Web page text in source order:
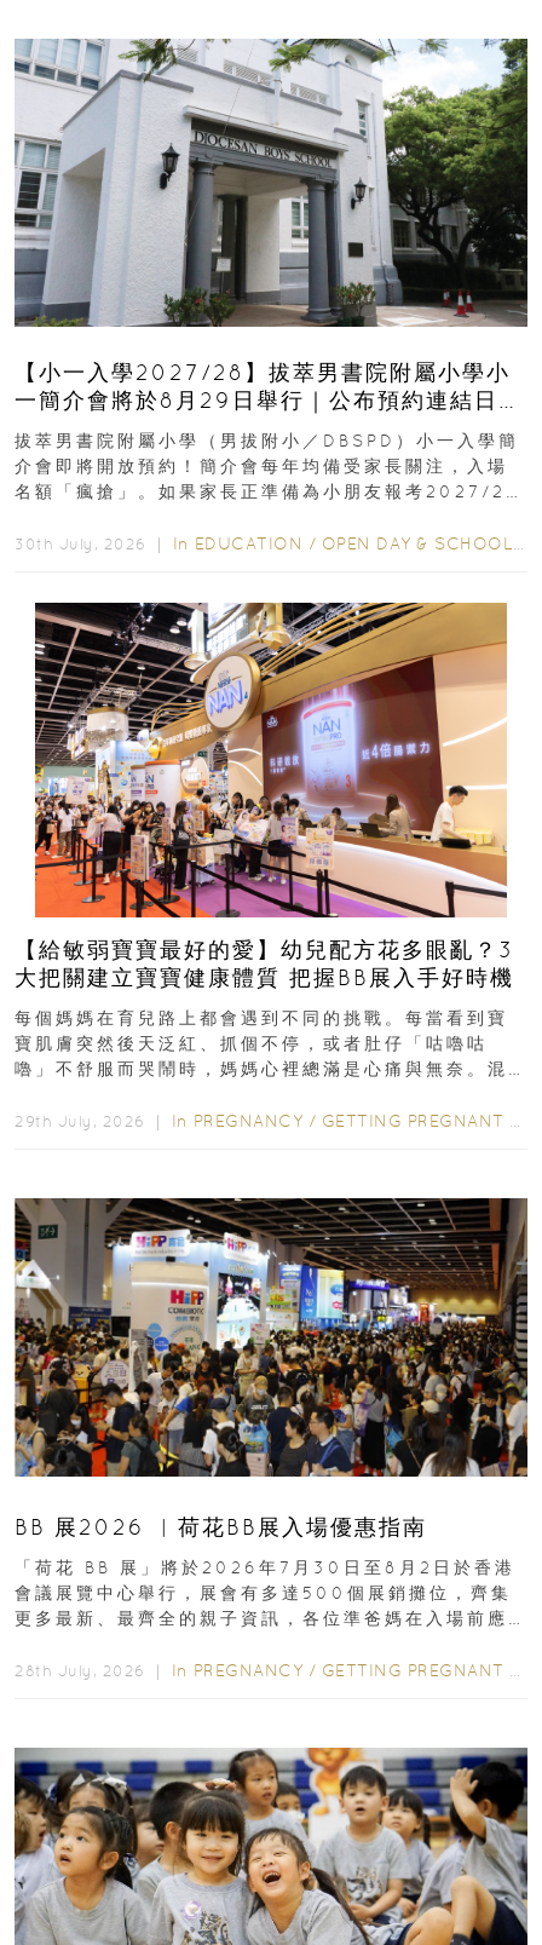
【小一入學2027/28】拔萃男書院附屬小學小
一簡介會將於8月29日舉行｜公布預約連結日期
｜更設有網上重溫
拔萃男書院附屬小學（男拔附小／DBSPD）小一入學簡
介會即將開放預約！簡介會每年均備受家長關注，入場
名額「瘋搶」。如果家長正準備為小朋友報考2027/28
30th July, 2026 ｜ In EDUCATION / OPEN DAY & SCHOOL EVENTS
【給敏弱寶寶最好的愛】幼兒配方花多眼亂？3
大把關建立寶寶健康體質 把握BB展入手好時機
每個媽媽在育兒路上都會遇到不同的挑戰。每當看到寶
寶肌膚突然後天泛紅、抓個不停，或者肚仔「咕嚕咕
嚕」不舒服而哭鬧時，媽媽心裡總滿是心痛與無奈。混
29th July, 2026 ｜ In PREGNANCY / GETTING PREGNANT
BB 展2026 ︳荷花BB展入場優惠指南
「荷花 BB 展」將於2026年7月30日至8月2日於香港
會議展覽中心舉行，展會有多達500個展銷攤位，齊集
更多最新、最齊全的親子資訊，各位準爸媽在入場前應
28th July, 2026 ｜ In PREGNANCY / GETTING PREGNANT